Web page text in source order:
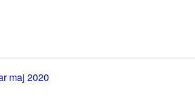
maj 2020